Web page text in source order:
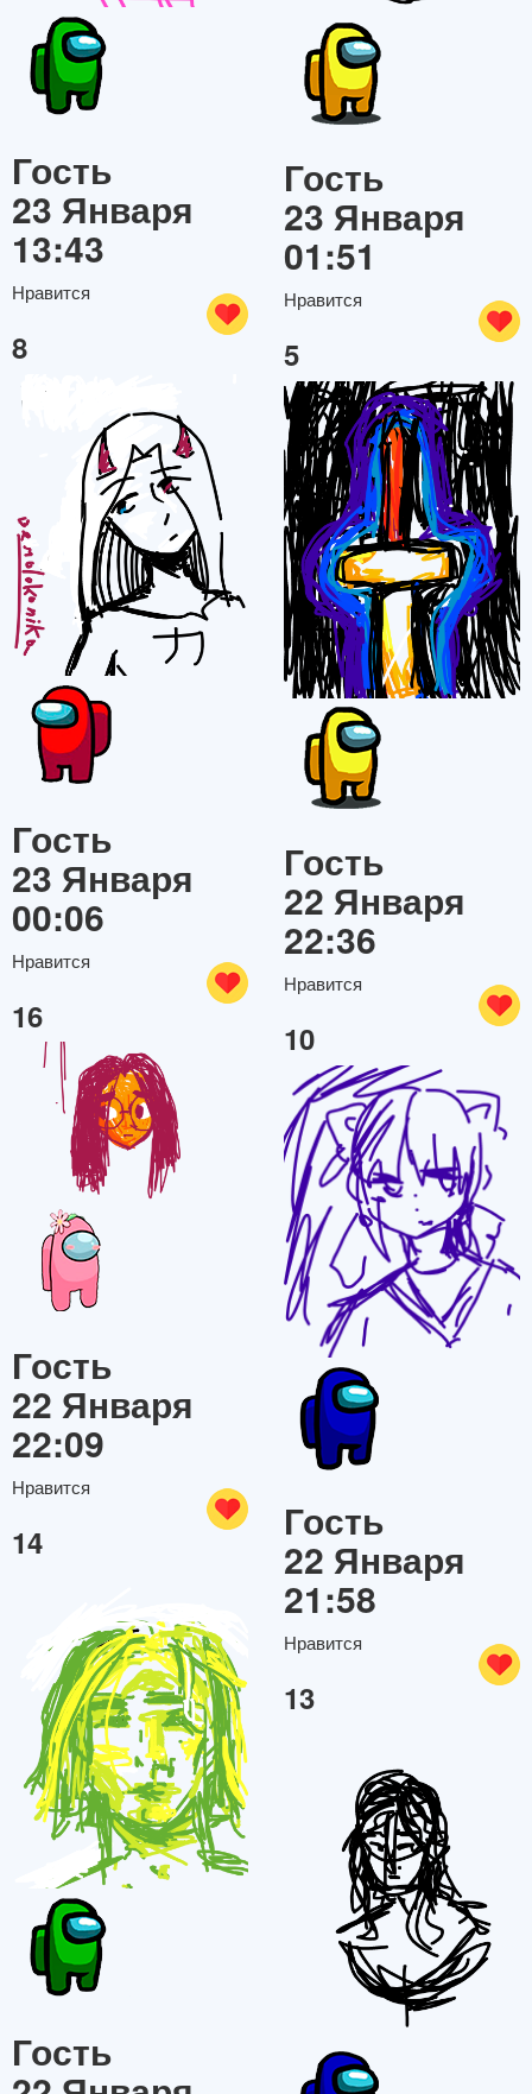
Гость
23 Января
13:43
Нравится
8
Гость
23 Января
01:51
Нравится
5
Гость
23 Января
00:06
Нравится
16
Гость
22 Января
22:36
Нравится
10
Гость
22 Января
22:09
Нравится
14 Гость
22 Января
21:58
Нравится
13
Гость